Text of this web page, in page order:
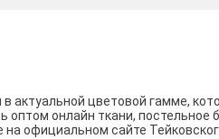
актуальной цветовой гамме,
оптом онлайн ткани,
на официальном сайте